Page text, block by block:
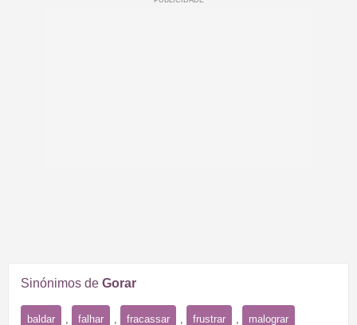
Sinónimos de Gorar
baldar falhar fracassar frustrar malograr